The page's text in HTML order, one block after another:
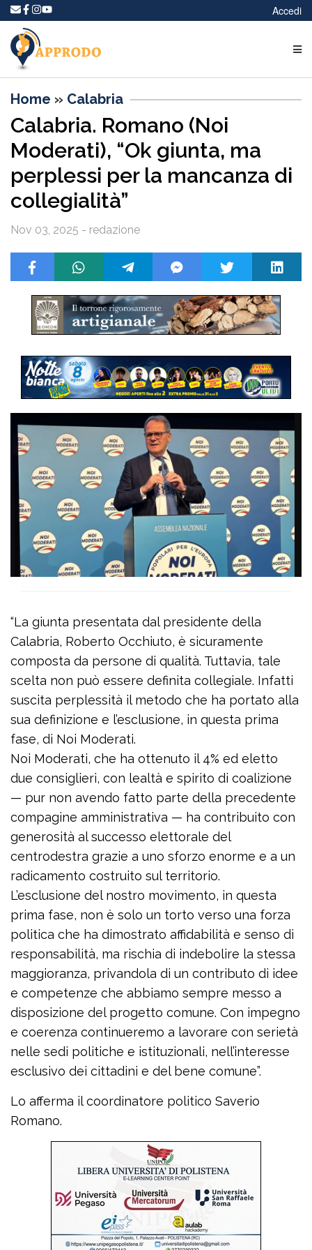
Accedi
Home » Calabria
Calabria. Romano (Noi
Moderati), “Ok giunta, ma
perplessi per la mancanza di
collegialità”
Nov 03, 2025 - redazione
“La giunta presentata dal presidente della
Calabria, Roberto Occhiuto, è sicuramente
composta da persone di qualità. Tuttavia, tale
scelta non può essere definita collegiale. Infatti
suscita perplessità il metodo che ha portato alla
sua definizione e l’esclusione, in questa prima
fase, di Noi Moderati.
Noi Moderati, che ha ottenuto il 4% ed eletto
due consiglieri, con lealtà e spirito di coalizione
— pur non avendo fatto parte della precedente
compagine amministrativa — ha contribuito con
generosità al successo elettorale del
centrodestra grazie a uno sforzo enorme e a un
radicamento costruito sul territorio.
L’esclusione del nostro movimento, in questa
prima fase, non è solo un torto verso una forza
politica che ha dimostrato affidabilità e senso di
responsabilità, ma rischia di indebolire la stessa
maggioranza, privandola di un contributo di idee
e competenze che abbiamo sempre messo a
disposizione del progetto comune. Con impegno
e coerenza continueremo a lavorare con serietà
nelle sedi politiche e istituzionali, nell’interesse
esclusivo dei cittadini e del bene comune”.
Lo afferma il coordinatore politico Saverio
Romano.